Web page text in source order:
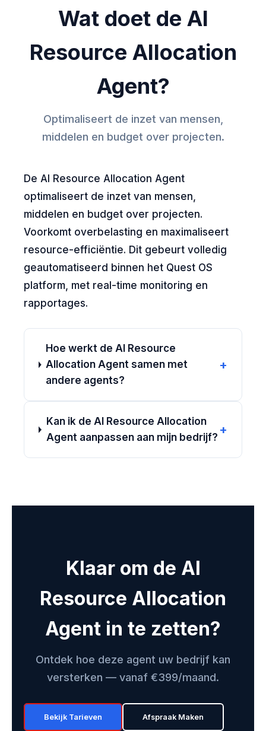
Wat doet de AI
Resource Allocation
Agent?
Optimaliseert de inzet van mensen,
middelen en budget over projecten.
De AI Resource Allocation Agent
optimaliseert de inzet van mensen,
middelen en budget over projecten.
Voorkomt overbelasting en maximaliseert
resource-efficiëntie. Dit gebeurt volledig
geautomatiseerd binnen het Quest OS
platform, met real-time monitoring en
rapportages.
Hoe werkt de AI Resource
Allocation Agent samen met
andere agents?
+
Kan ik de AI Resource Allocation
Agent aanpassen aan mijn bedrijf?
+
Klaar om de AI
Resource Allocation
Agent in te zetten?
Ontdek hoe deze agent uw bedrijf kan
versterken — vanaf €399/maand.
Bekijk Tarieven Afspraak Maken